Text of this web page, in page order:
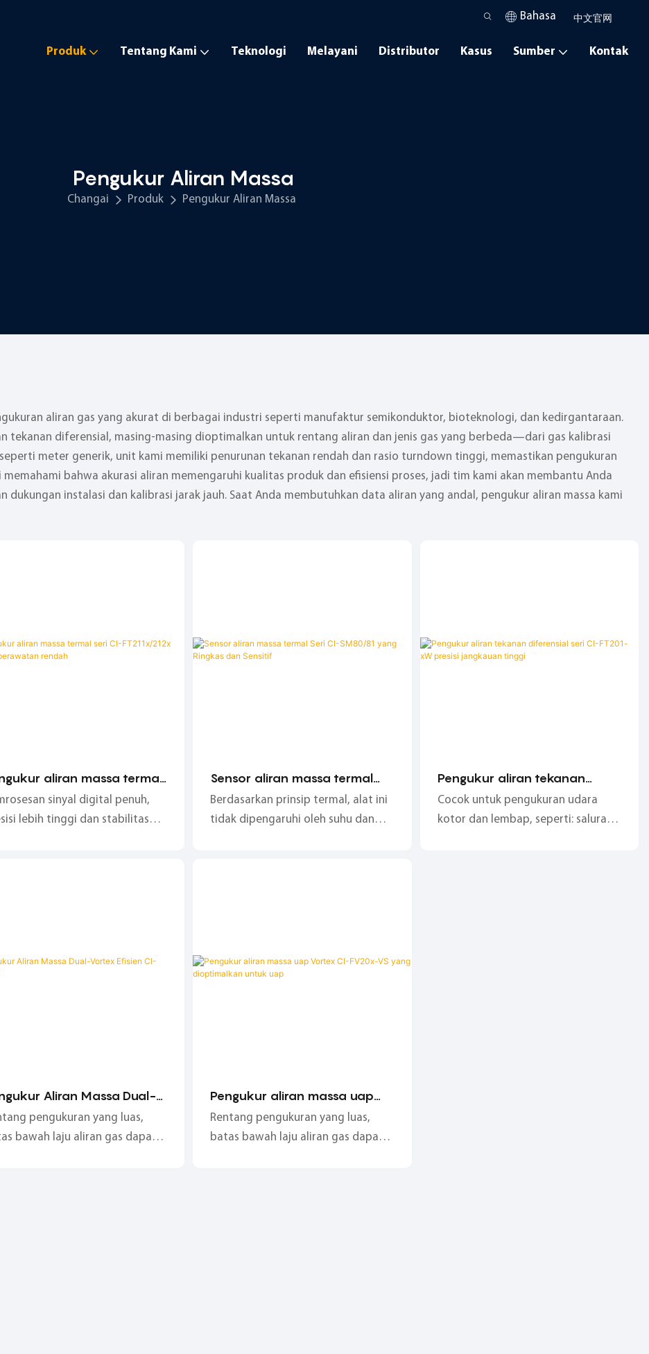
Bahasa 中文官网
Produk Tentang Kami Teknologi Melayani Distributor Kasus Sumber Kontak
Pengukur Aliran Massa
Changai Produk Pengukur Aliran Massa
aliran gas yang akurat di berbagai industri seperti manufaktur semikonduktor, bioteknologi, dan kedirgantaraan.
tekanan diferensial, masing-masing dioptimalkan untuk rentang aliran dan jenis gas yang berbeda—dari gas kalibrasi
meter generik, unit kami memiliki penurunan tekanan rendah dan rasio turndown tinggi, memastikan pengukuran
bahwa akurasi aliran memengaruhi kualitas produk dan efisiensi proses, jadi tim kami akan membantu Anda
instalasi dan kalibrasi jarak jauh. Saat Anda membutuhkan data aliran yang andal, pengukur aliran massa kami
aliran massa termal
CI-FT211x/212x dengan
rendah
sinyal digital penuh,
lebih tinggi dan stabilitas
Sensor aliran massa termal
Seri CI-SM80/81 yang Ringkas
dan Sensitif
Berdasarkan prinsip termal, alat ini
tidak dipengaruhi oleh suhu dan
Pengukur aliran tekanan
diferensial seri CI-FT201-xW
presisi jangkauan tinggi
Cocok untuk pengukuran udara
kotor dan lembap, seperti: saluran
Aliran Massa Dual-
Efisien CI-FV20x-V
pengukuran yang luas,
bawah laju aliran gas dapat
Pengukur aliran massa uap
Vortex CI-FV20x-VS yang
dioptimalkan untuk uap
Rentang pengukuran yang luas,
batas bawah laju aliran gas dapat